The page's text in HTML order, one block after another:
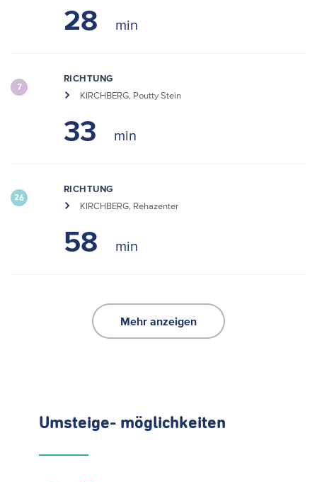
28
7
RICHTUNG
KIRCHBERG, Poutty Stein
33
26
RICHTUNG
KIRCHBERG, Rehazenter
58
Mehr anzeigen
Umsteige- möglichkeiten